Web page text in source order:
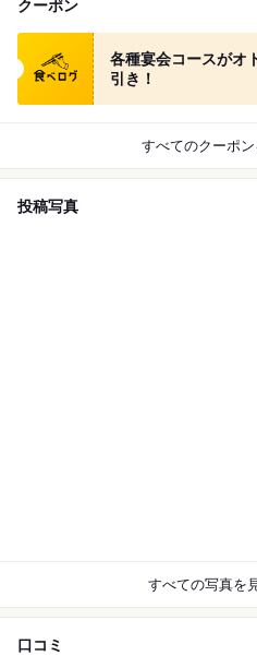
クーポン
食べログ クーポン
各種宴会コースがオ
引き！
すべてのクーポン
投稿写真
すべての写真を
口コミ